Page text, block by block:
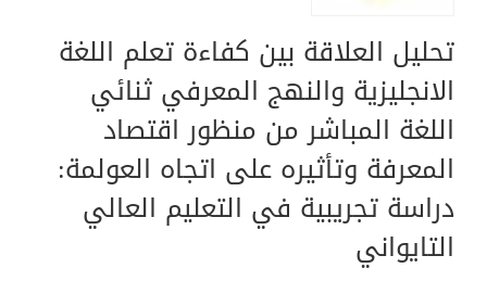
تحليل العلاقة بين كفاءة تعلم اللغة
الانجليزية والنهج المعرفي ثنائي
اللغة المباشر من منظور اقتصاد
المعرفة وتأثيره على اتجاه العولمة:
دراسة تجريبية في التعليم العالي
التايواني